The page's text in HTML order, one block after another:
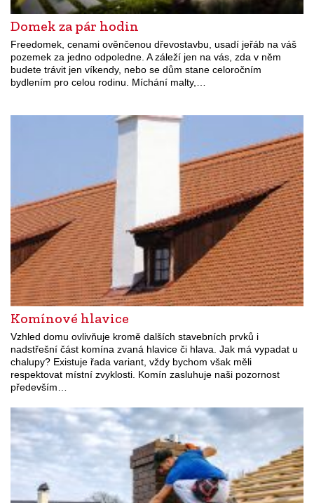
Domek za pár hodin
Freedomek, cenami ověnčenou dřevostavbu, usadí jeřáb na váš
pozemek za jedno odpoledne. A záleží jen na vás, zda v něm
budete trávit jen víkendy, nebo se dům stane celoročním
bydlením pro celou rodinu. Míchání malty,…
Komínové hlavice
Vzhled domu ovlivňuje kromě dalších stavebních prvků i
nadstřešní část komína zvaná hlavice či hlava. Jak má vypadat u
chalupy? Existuje řada variant, vždy bychom však měli
respektovat místní zvyklosti. Komín zasluhuje naši pozornost
především…